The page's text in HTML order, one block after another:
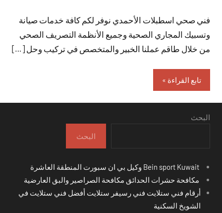
تعليقات
فني صحي اسطبلات الأحمدي نوفر لكم كافة خدمات صيانة
وتسبيك المجاري الصحية وجميع الأنظمة التصريف الصحي
من خلال طاقم عملنا الخبير والمتخصص في تركيب وحل […]
تابع القراءة
البحث
البحث
مكافحة حشرات الحدائق مكافحة الصراصير والبق العارضية
أرقام فني ستلايت فني رسيفر ستلايت أفضل فني ستلايت في
الشويخ السكنية